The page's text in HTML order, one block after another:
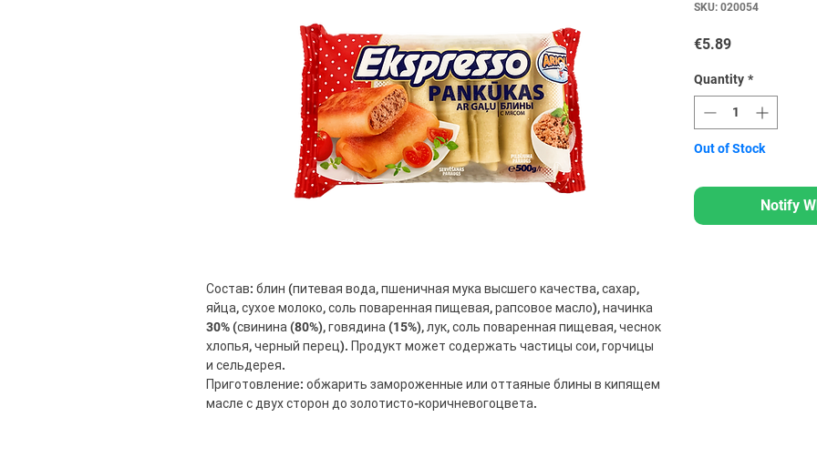
Состав: блин (питевая вода, пшеничная мука высшего качества, сахар,
яйца, сухое молоко, соль поваренная пищевая, рапсовое масло), начинка
30% (свинина (80%), говядина (15%), лук, соль поваренная пищевая, чеснок
хлопья, черный перец). Продукт может содержать частицы сои, горчицы
и сельдерея.
Приготовление: обжарить замороженные или оттаяные блины в кипящем
масле с двух сторон до золотисто-коричневогоцвета.
SKU: 020054
€5.89Price
Quantity *
Out of Stock
Notify